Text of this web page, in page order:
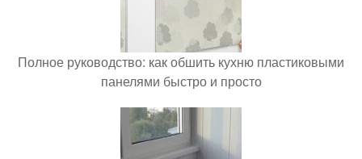
Полное руководство: как обшить кухню пластиковыми
панелями быстро и просто